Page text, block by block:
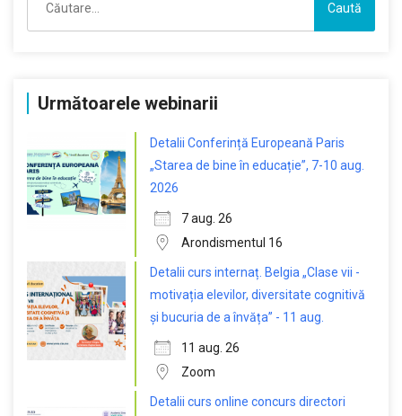
după:
Următoarele webinarii
Detalii Conferință Europeană Paris
„Starea de bine în educație”, 7-10 aug.
2026
7 aug. 26
Arondismentul 16
Detalii curs internaț. Belgia „Clase vii -
motivația elevilor, diversitate cognitivă
și bucuria de a învăța” - 11 aug.
11 aug. 26
Zoom
Detalii curs online concurs directori